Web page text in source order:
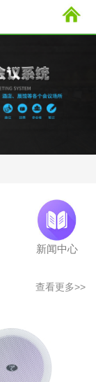
新闻中心
查看更多>>